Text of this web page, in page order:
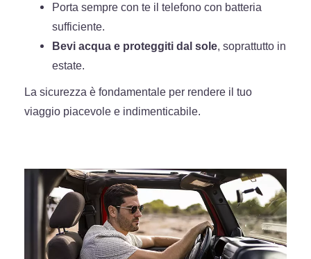
Porta sempre con te il telefono con batteria
sufficiente.
Bevi acqua e proteggiti dal sole, soprattutto in
estate.
La sicurezza è fondamentale per rendere il tuo
viaggio piacevole e indimenticabile.